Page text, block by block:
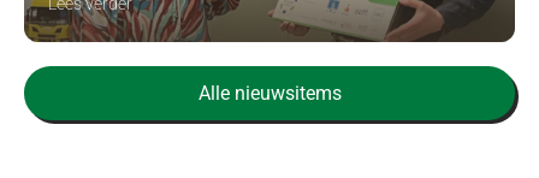
Lees verder
Alle nieuwsitems